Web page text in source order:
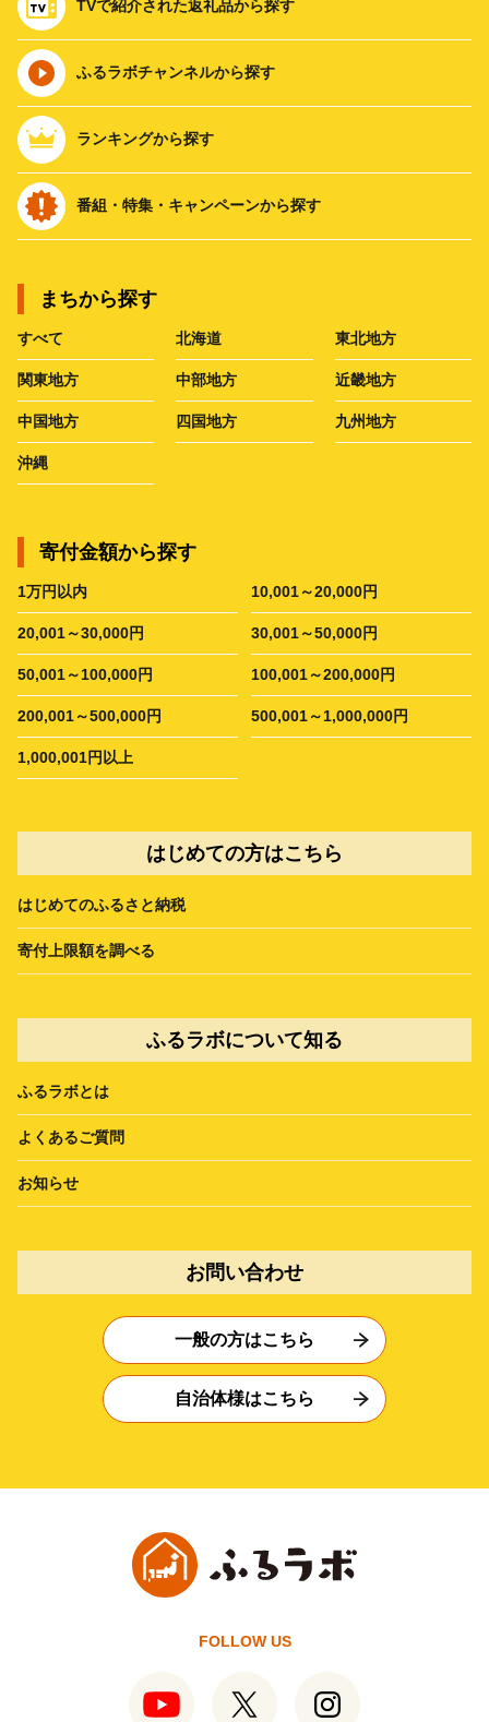
TVで紹介された返礼品から探す
ふるラボチャンネルから探す
ランキングから探す
番組・特集・キャンペーンから探す
まちから探す
すべて 北海道 東北地方
関東地方 中部地方 近畿地方
中国地方 四国地方 九州地方
沖縄
寄付金額から探す
1万円以内 10,001～20,000円
20,001～30,000円 30,001～50,000円
50,001～100,000円 100,001～200,000円
200,001～500,000円 500,001～1,000,000円
1,000,001円以上
はじめての方はこちら
はじめてのふるさと納税
寄付上限額を調べる
ふるラボについて知る
ふるラボとは
よくあるご質問
お知らせ
お問い合わせ
一般の方はこちら
自治体様はこちら
FOLLOW US